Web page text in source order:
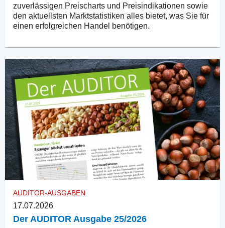
zuverlässigen Preischarts und Preisindikationen sowie
den aktuellsten Marktstatistiken alles bietet, was Sie für
einen erfolgreichen Handel benötigen.
AUDITOR-AUSGABEN
17.07.2026
Der AUDITOR Ausgabe 25/2026